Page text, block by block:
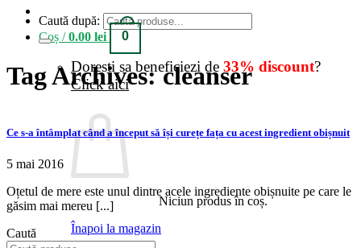
Coș /0.00 lei 0
Doresti sa beneficiezi de 33% discount?
Click aici
Niciun produs în coș.
Înapoi la magazin
Caută după:
Tag Archives:cleanser
Ce s-a întâmplat când a început să își curețe fața cu acest ingredient obișnuit
5 mai 2016
Oțetul de mere este unul dintre acele ingrediente obișnuite pe care le
găsim mai mereu [...]
Caută